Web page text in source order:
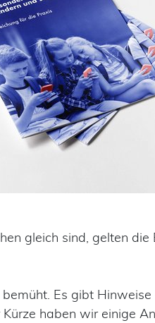
gleich sind, gelten
Es gibt
haben wir einige